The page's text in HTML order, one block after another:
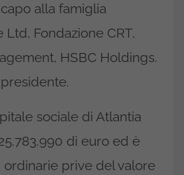
alla famiglia
Ltd, Fondazione CRT,
HSBC Holdings.
sociale di Atlantia
di euro ed è
ordinarie prive del valore